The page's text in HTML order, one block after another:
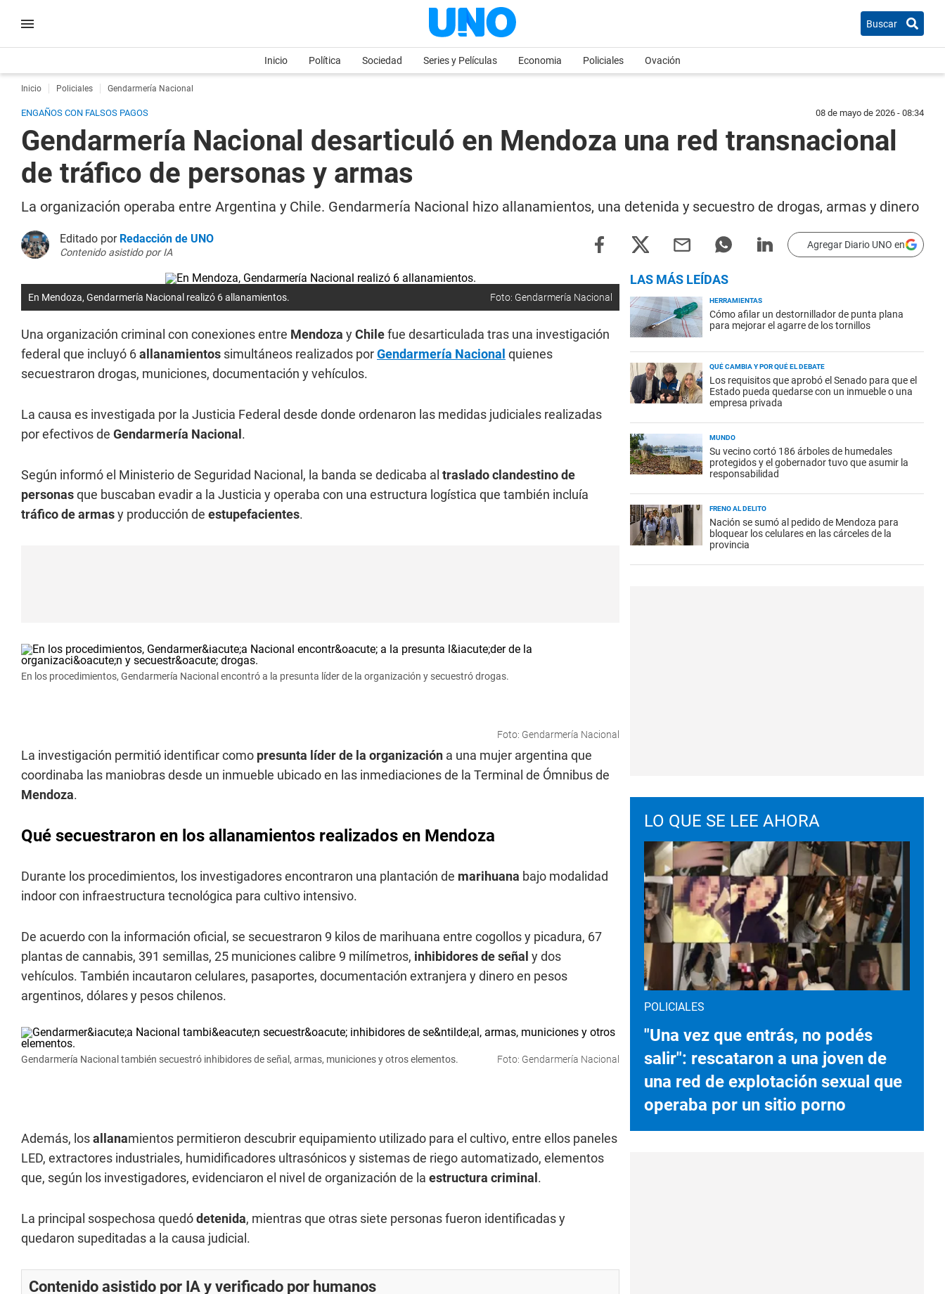
Buscar
Inicio Política Sociedad Series y Películas Economia Policiales Ovación
Inicio Policiales Gendarmería Nacional
ENGAÑOS CON FALSOS PAGOS 08 de mayo de 2026 - 08:34
Gendarmería Nacional desarticuló en Mendoza una red transnacional
de tráfico de personas y armas
La organización operaba entre Argentina y Chile. Gendarmería Nacional hizo allanamientos, una detenida y secuestro de drogas, armas y dinero
Editado por Redacción de UNO
Contenido asistido por IA
Agregar Diario UNO en
En Mendoza, Gendarmería Nacional realizó 6 allanamientos. Foto: Gendarmería Nacional
Una organización criminal con conexiones entre Mendoza yChilefue desarticulada tras una investigación
federal que incluyó 6allanamientos simultáneos realizados porGendarmería Nacional quienes
secuestraron drogas, municiones, documentación y vehículos.
La causa es investigada por la Justicia Federal desde donde ordenaron las medidas judiciales realizadas
por efectivos de Gendarmería Nacional .
Según informó el Ministerio de Seguridad Nacional, la banda se dedicaba al traslado clandestino de
personasque buscaban evadir a la Justicia y operaba con una estructura logística que también incluía
tráfico de armasy producción de estupefacientes.
En los procedimientos, Gendarmería Nacional encontró a la presunta líder de la organización y secuestró drogas.
Foto: Gendarmería Nacional
La investigación permitió identificar como presunta líder de la organización a una mujer argentina que
coordinaba las maniobras desde un inmueble ubicado en las inmediaciones de la Terminal de Ómnibus de
Mendoza.
Qué secuestraron en los allanamientos realizados en Mendoza
Durante los procedimientos, los investigadores encontraron una plantación de marihuana bajo modalidad
indoor con infraestructura tecnológica para cultivo intensivo.
De acuerdo con la información oficial, se secuestraron 9 kilos de marihuana entre cogollos y picadura, 67
plantas de cannabis, 391 semillas, 25 municiones calibre 9 milímetros, inhibidores de señal y dos
vehículos. También incautaron celulares, pasaportes, documentación extranjera y dinero en pesos
argentinos, dólares y pesos chilenos.
Gendarmería Nacional también secuestró inhibidores de señal, armas, municiones y otros elementos. Foto: Gendarmería Nacional
Además, losallanamientos permitieron descubrir equipamiento utilizado para el cultivo, entre ellos paneles
LED, extractores industriales, humidificadores ultrasónicos y sistemas de riego automatizado, elementos
que, según los investigadores, evidenciaron el nivel de organización de la estructura criminal .
La principal sospechosa quedódetenida, mientras que otras siete personas fueron identificadas y
quedaron supeditadas a la causa judicial.
Contenido asistido por IA y verificado por humanos
LAS MÁS LEÍDAS
HERRAMIENTAS
Cómo afilar un destornillador de punta plana
para mejorar el agarre de los tornillos
QUÉ CAMBIA Y POR QUÉ EL DEBATE
Los requisitos que aprobó el Senado para que el
Estado pueda quedarse con un inmueble o una
empresa privada
MUNDO
Su vecino cortó 186 árboles de humedales
protegidos y el gobernador tuvo que asumir la
responsabilidad
FRENO AL DELITO
Nación se sumó al pedido de Mendoza para
bloquear los celulares en las cárceles de la
provincia
LO QUE SE LEE AHORA
POLICIALES
"Una vez que entrás, no podés
salir": rescataron a una joven de
una red de explotación sexual que
operaba por un sitio porno